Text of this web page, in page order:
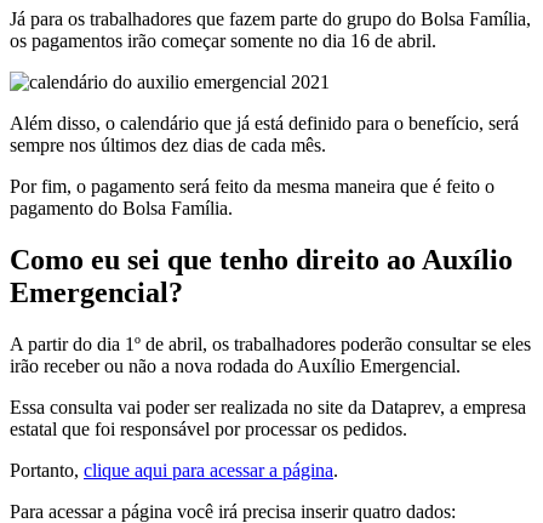
Já para os trabalhadores que fazem parte do grupo do Bolsa Família,
os pagamentos irão começar somente no dia 16 de abril.
Além disso, o calendário que já está definido para o benefício, será
sempre nos últimos dez dias de cada mês.
Por fim, o pagamento será feito da mesma maneira que é feito o
pagamento do Bolsa Família.
Como eu sei que tenho direito ao Auxílio
Emergencial?
A partir do dia 1º de abril, os trabalhadores poderão consultar se eles
irão receber ou não a nova rodada do Auxílio Emergencial.
Essa consulta vai poder ser realizada no site da Dataprev, a empresa
estatal que foi responsável por processar os pedidos.
Portanto, clique aqui para acessar a página.
Para acessar a página você irá precisa inserir quatro dados: